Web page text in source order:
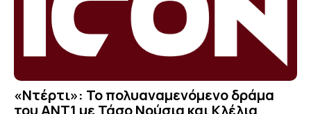
«Ντέρτι»: Το πολυαναμενόμενο δράμα
του ΑΝΤ1 με Τάσο Νούσια και Κλέλια